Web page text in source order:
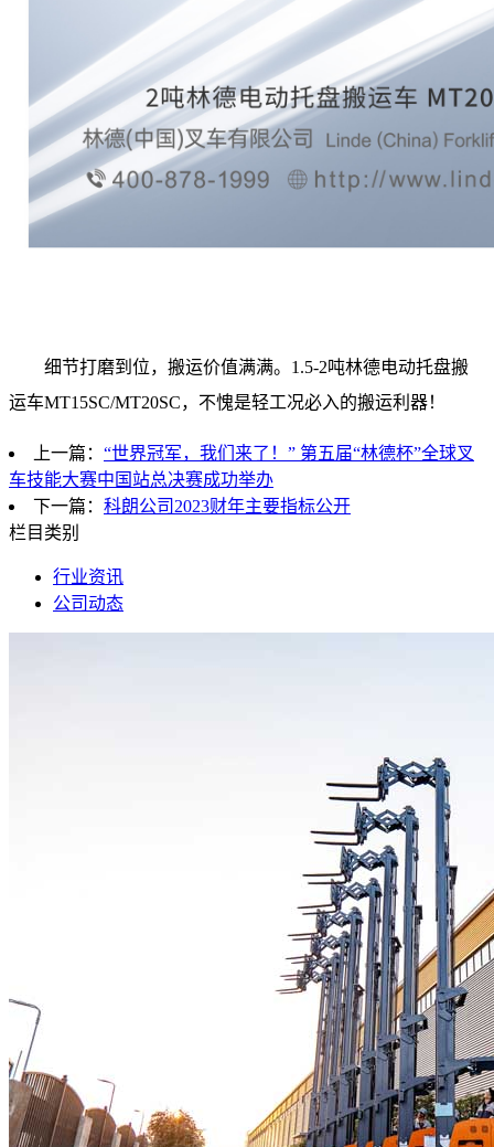
细节打磨到位，搬运价值满满。1.5-2吨林德电动托盘搬
运车MT15SC/MT20SC，不愧是轻工况必入的搬运利器！
上一篇： “世界冠军，我们来了！” 第五届“林德杯”全球叉
车技能大赛中国站总决赛成功举办
下一篇： 科朗公司2023财年主要指标公开
栏目类别
行业资讯
公司动态